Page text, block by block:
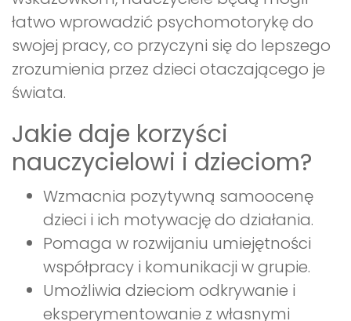
łatwo wprowadzić psychomotorykę do
swojej pracy, co przyczyni się do lepszego
zrozumienia przez dzieci otaczającego je
świata.
Jakie daje korzyści
nauczycielowi i dzieciom?
Wzmacnia pozytywną samoocenę
dzieci i ich motywację do działania.
Pomaga w rozwijaniu umiejętności
współpracy i komunikacji w grupie.
Umożliwia dzieciom odkrywanie i
eksperymentowanie z własnymi